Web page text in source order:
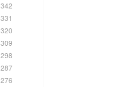
342
331
320
309
298
287
276